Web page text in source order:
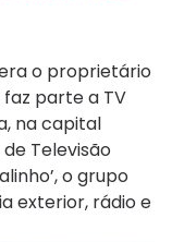
o proprietário
parte a TV
na capital
Televisão
o grupo
exterior, rádio e